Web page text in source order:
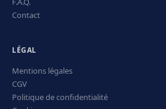
Contact
LÉGAL
Mentions légales
CGV
Politique de confidentialité